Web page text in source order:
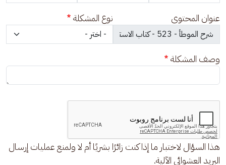
عنوان المحتوى نوع المشكلة
وصف المشكلة
هذا السؤال لاختبار ما إذا كنت زائرًا بشريًا أم لا ولمنع عمليات إرسال
البريد العشوائي الآلية.